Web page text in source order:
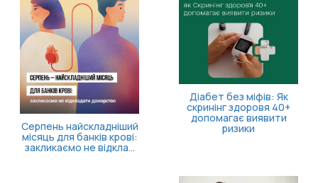
найскладніший
для банків крові:
закликаємо не відкла...
Діабет без міфів: Як
скринінг здоровя 40+
допомагає виявити
ризики